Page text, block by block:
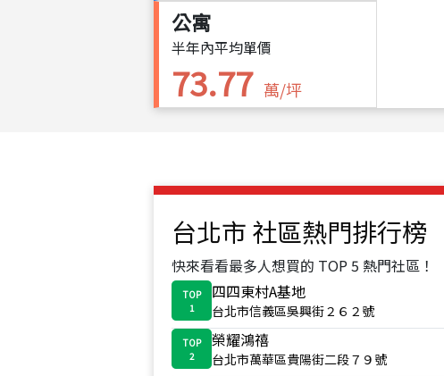
公寓
半年內平均單價
73.77 萬/坪
台北市 社區熱門排行榜
快來看看最多人想買的 TOP 5 熱門社區！
TOP
1
四四東村A基地
台北市信義區吳興街２６２號
TOP
2
榮耀鴻禧
台北市萬華區貴陽街二段７９號